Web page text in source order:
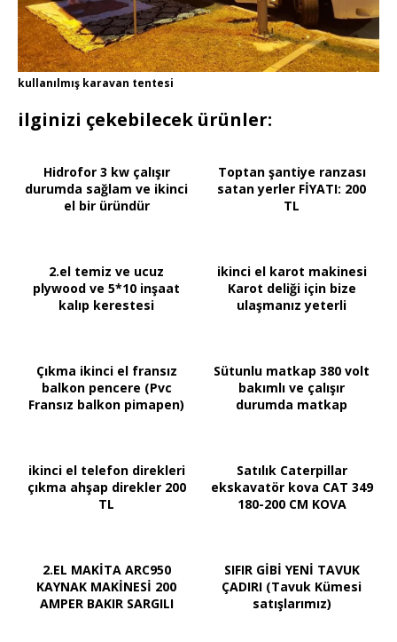
kullanılmış karavan tentesi
ilginizi çekebilecek ürünler:
Hidrofor 3 kw çalışır
durumda sağlam ve ikinci
el bir üründür
Toptan şantiye ranzası
satan yerler FİYATI: 200
TL
2.el temiz ve ucuz
plywood ve 5*10 inşaat
kalıp kerestesi
ikinci el karot makinesi
Karot deliği için bize
ulaşmanız yeterli
Çıkma ikinci el fransız
balkon pencere (Pvc
Fransız balkon pimapen)
Sütunlu matkap 380 volt
bakımlı ve çalışır
durumda matkap
ikinci el telefon direkleri
çıkma ahşap direkler 200
TL
Satılık Caterpillar
ekskavatör kova CAT 349
180-200 CM KOVA
2.EL MAKİTA ARC950
KAYNAK MAKİNESİ 200
AMPER BAKIR SARGILI
SIFIR GİBİ YENİ TAVUK
ÇADIRI (Tavuk Kümesi
satışlarımız)